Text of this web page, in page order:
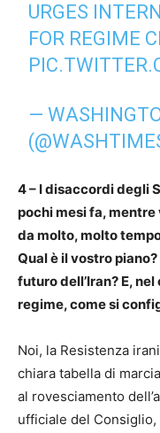
URGES
FOR REGIME
—
4 – I disaccordi degli
pochi mesi fa,
da molto, molto
Qual è il vostro
futuro dell’Iran? E,
regime, come si
Noi, la Resistenza
chiara tabella di
al rovesciamento
ufficiale del